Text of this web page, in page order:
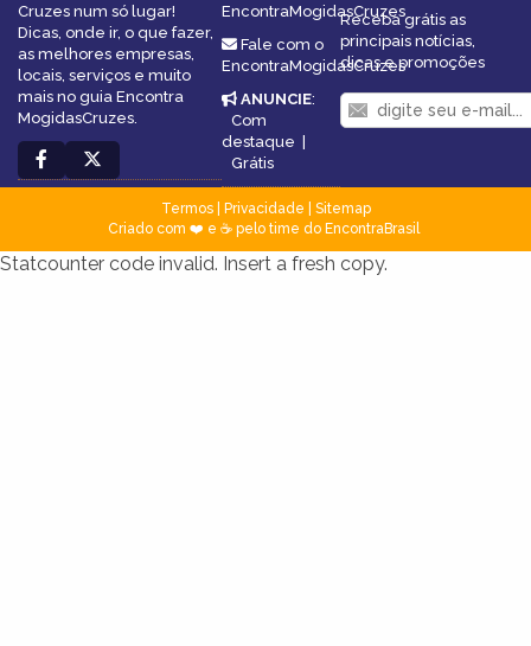
Cruzes num só lugar!
Dicas, onde ir, o que fazer,
as melhores empresas,
locais, serviços e muito
mais no guia Encontra
MogidasCruzes.
EncontraMogidasCruzes
Fale com o
EncontraMogidasCruzes
ANUNCIE:
Com
destaque |
Grátis
Receba grátis as
principais notícias,
dicas e promoções
Termos| Privacidade
Sitemap
Criado com ❤️ e ☕ pelo time do EncontraBrasil
Statcounter code invalid. Insert a fresh copy.